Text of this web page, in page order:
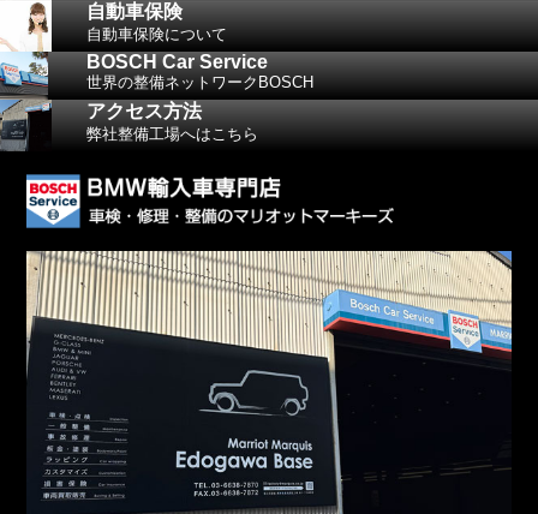
自動車保険
自動車保険について
BOSCH Car Service
世界の整備ネットワークBOSCH
アクセス方法
弊社整備工場へはこちら